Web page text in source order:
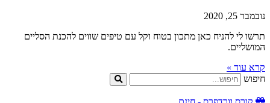
נובמבר 25, 2020
תרשו לי להניח כאן מתכון בטוח וקל עם טיפים שווים להכנת הסליים
המושליים.
קרא עוד »
חיפוש